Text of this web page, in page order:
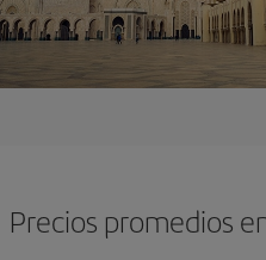
Precios promedios